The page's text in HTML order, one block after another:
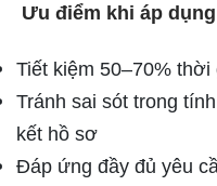
Ưu điểm khi áp
Tiết kiệm 50–70%
Tránh sai sót trong
kết hồ sơ
Đáp ứng đầy đủ yêu